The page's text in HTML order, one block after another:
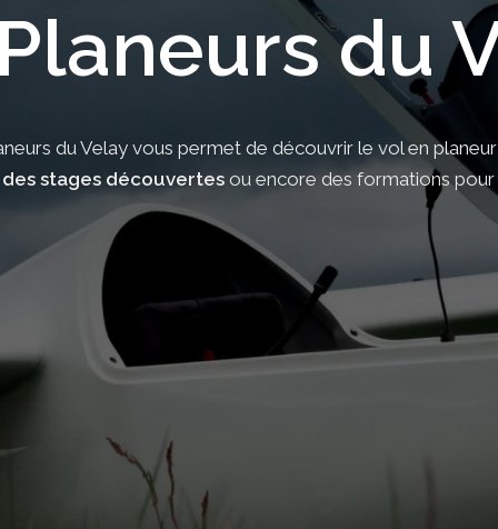
du
du Velay vous permet de découvrir le vol en
des stages découvertesou encore des formations pour